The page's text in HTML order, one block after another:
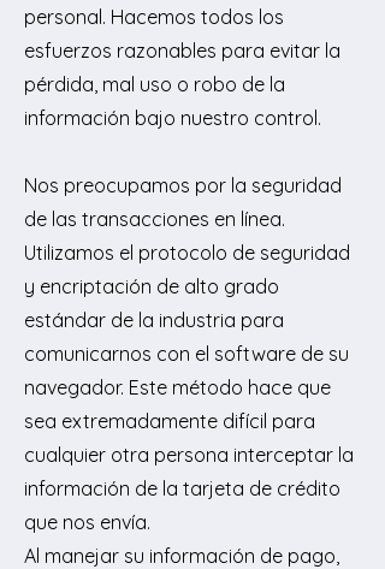
personal. Hacemos todos los
esfuerzos razonables para evitar la
pérdida, mal uso o robo de la
información bajo nuestro control.
Nos preocupamos por la seguridad
de las transacciones en línea.
Utilizamos el protocolo de seguridad
y encriptación de alto grado
estándar de la industria para
comunicarnos con el software de su
navegador. Este método hace que
sea extremadamente difícil para
cualquier otra persona interceptar la
información de la tarjeta de crédito
que nos envía.
Al manejar su información de pago,